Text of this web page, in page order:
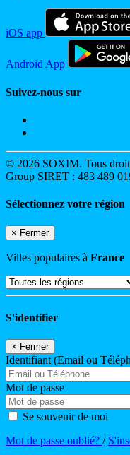
iOS app
Android App
Suivez-nous sur
© 2026 SOXIM. Tous
Group SIRET : 483 489
Sélectionnez votre région
× Fermer
Villes populaires à France
S'identifier
× Fermer
Identifiant (Email ou
Mot de passe
Se souvenir de moi
Mot de passe oublié? /